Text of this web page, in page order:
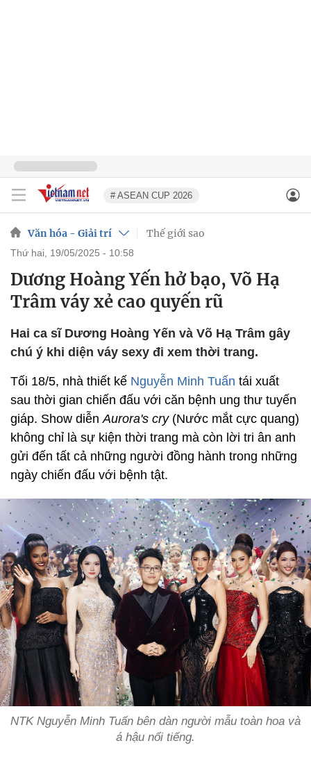
# ASEAN CUP 2026
Văn hóa - Giải trí Thế giới sao
thứ hai, 19/05/2025 - 10:58
Dương Hoàng Yến hở bạo, Võ Hạ
Trâm váy xẻ cao quyến rũ
Hai ca sĩ Dương Hoàng Yến và Võ Hạ Trâm gây
chú ý khi diện váy sexy đi xem thời trang.
Tối 18/5, nhà thiết kế Nguyễn Minh Tuấn tái xuất
sau thời gian chiến đấu với căn bệnh ung thư tuyến
giáp. Show diễnAurora's cry(Nước mắt cực quang)
không chỉ là sự kiện thời trang mà còn lời tri ân anh
gửi đến tất cả những người đồng hành trong những
ngày chiến đấu với bệnh tật.
NTK Nguyễn Minh Tuấn bên dàn người mẫu toàn hoa và
á hậu nổi tiếng.